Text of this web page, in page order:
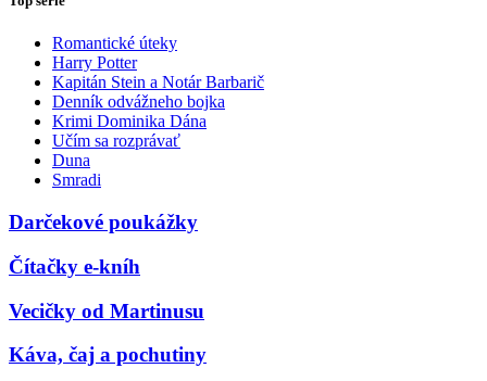
Romantické úteky
Harry Potter
Kapitán Stein a Notár Barbarič
Denník odvážneho bojka
Krimi Dominika Dána
Učím sa rozprávať
Duna
Smradi
Darčekové poukážky
Čítačky e-kníh
Vecičky od Martinusu
Káva, čaj a pochutiny